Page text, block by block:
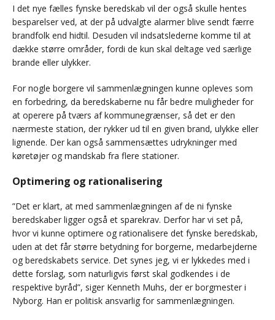
I det nye fælles fynske beredskab vil der også skulle hentes
besparelser ved, at der på udvalgte alarmer blive sendt færre
brandfolk end hidtil. Desuden vil indsatslederne komme til at
dække større områder, fordi de kun skal deltage ved særlige
brande eller ulykker.
For nogle borgere vil sammenlægningen kunne opleves som
en forbedring, da beredskaberne nu får bedre muligheder for
at operere på tværs af kommunegrænser, så det er den
nærmeste station, der rykker ud til en given brand, ulykke eller
lignende. Der kan også sammensættes udrykninger med
køretøjer og mandskab fra flere stationer.
Optimering og rationalisering
”Det er klart, at med sammenlægningen af de ni fynske
beredskaber ligger også et sparekrav. Derfor har vi set på,
hvor vi kunne optimere og rationalisere det fynske beredskab,
uden at det får større betydning for borgerne, medarbejderne
og beredskabets service. Det synes jeg, vi er lykkedes med i
dette forslag, som naturligvis først skal godkendes i de
respektive byråd”, siger Kenneth Muhs, der er borgmester i
Nyborg. Han er politisk ansvarlig for sammenlægningen.